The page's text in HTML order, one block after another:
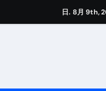
すく解説
日. 8月 9th,